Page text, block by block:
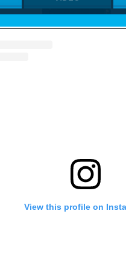
View this profile on